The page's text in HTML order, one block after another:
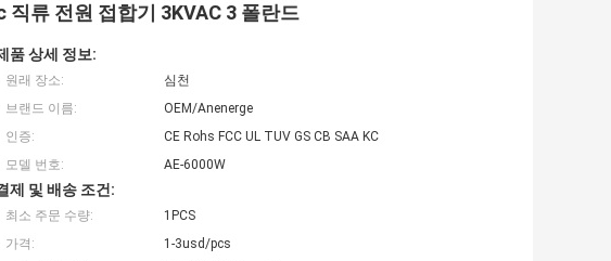
류 전원 접합기 3KVAC 3 폴란드
품 상세 정보:
원래 장소:
심천
브랜드 이름:
OEM/Anenerge
인증:
CE Rohs FCC UL TUV GS CB SAA KC
모델 번호:
AE-6000W
제 및 배송 조건:
최소 주문 수량:
1PCS
가격:
1-3usd/pcs